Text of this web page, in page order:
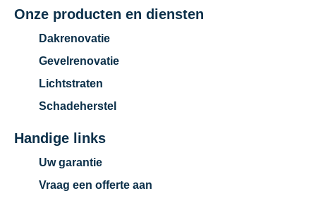
Onze producten en diensten
Dakrenovatie
Gevelrenovatie
Lichtstraten
Schadeherstel
Handige links
Uw garantie
Vraag een offerte aan